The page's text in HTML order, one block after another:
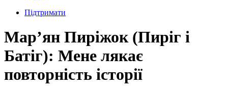
Підтримати
Марʼян Пиріжок (Пиріг і
Батіг): Мене лякає
повторність історії